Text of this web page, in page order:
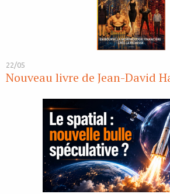
22/05
Nouveau livre de Jean-David